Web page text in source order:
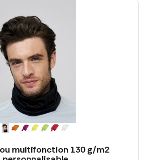
multifonction 130 g/m2